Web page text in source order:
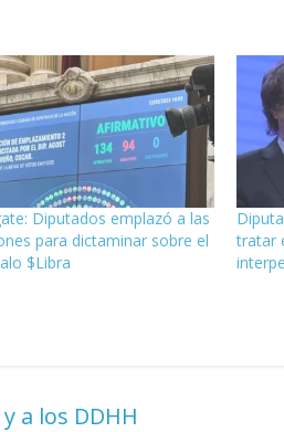
Diputados emplazó a las
para dictaminar sobre el
$Libra
tratar
a los DDHH